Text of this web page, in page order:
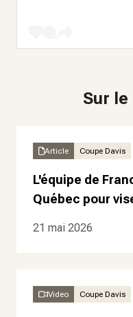
Sur
Article Coupe Davis
L'équipe de
Québec pour
21 mai 2026
Video Coupe Davis